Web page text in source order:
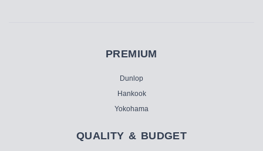
PREMIUM
Dunlop
Hankook
Yokohama
QUALITY & BUDGET